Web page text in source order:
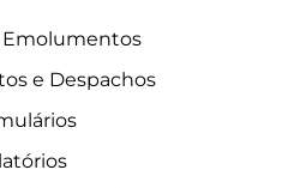
Emolumentos
e Despachos